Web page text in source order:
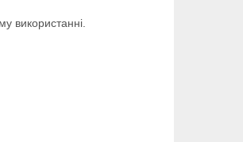
використанні.